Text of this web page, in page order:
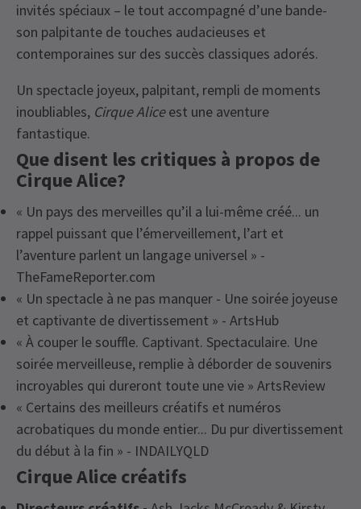
invités spéciaux – le tout accompagné d’une bande-
son palpitante de touches audacieuses et
contemporaines sur des succès classiques adorés.
Un spectacle joyeux, palpitant, rempli de moments
inoubliables, Cirque Aliceest une aventure
fantastique.
Que disent les critiques à propos de
Cirque Alice?
« Un pays des merveilles qu’il a lui-même créé... un
rappel puissant que l’émerveillement, l’art et
l’aventure parlent un langage universel » -
TheFameReporter.com
« Un spectacle à ne pas manquer - Une soirée joyeuse
et captivante de divertissement » - ArtsHub
« À couper le souffle. Captivant. Spectaculaire. Une
soirée merveilleuse, remplie à déborder de souvenirs
incroyables qui dureront toute une vie » ArtsReview
« Certains des meilleurs créatifs et numéros
acrobatiques du monde entier... Du pur divertissement
du début à la fin » - INDAILYQLD
Cirque Alice créatifs